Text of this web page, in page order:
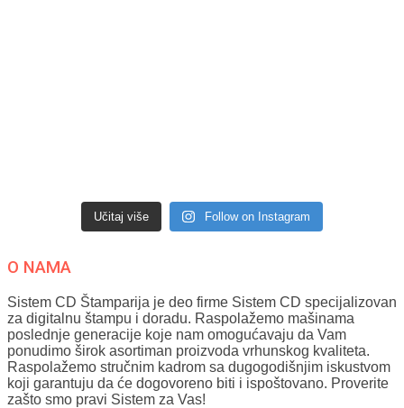
Učitaj više Follow on Instagram
O NAMA
Sistem CD Štamparija je deo firme Sistem CD specijalizovan
za digitalnu štampu i doradu. Raspolažemo mašinama
poslednje generacije koje nam omogućavaju da Vam
ponudimo širok asortiman proizvoda vrhunskog kvaliteta.
Raspolažemo stručnim kadrom sa dugogodišnjim iskustvom
koji garantuju da će dogovoreno biti i ispoštovano. Proverite
zašto smo pravi Sistem za Vas!